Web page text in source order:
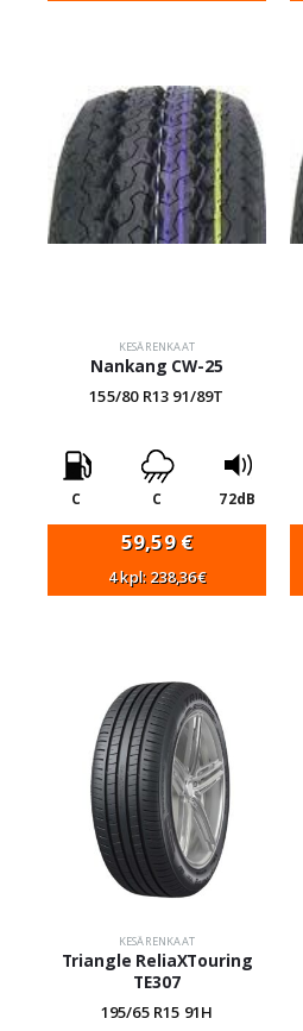
KESÄRENKAAT
Nankang CW-25
155/80 R13 91/89T
C C 72dB
59,59€
4 kpl: 238,36€
KESÄRENKAAT
Triangle ReliaXTouring
TE307
195/65 R15 91H